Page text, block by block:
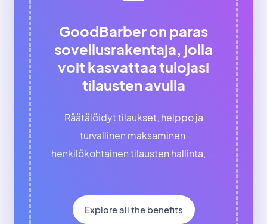
GoodBarber on paras
sovellusrakentaja, jolla
voit kasvattaa tulojasi
tilausten avulla
Räätälöidyt tilaukset, helppo ja
turvallinen maksaminen,
henkilökohtainen tilausten hallinta, ...
Explore all the benefits